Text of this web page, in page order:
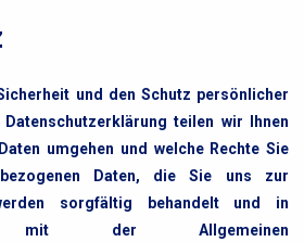
und den Schutz persönlicher
teilen wir Ihnen
umgehen und welche Rechte Sie
Daten, die Sie uns zur
sorgfältig behandelt und in
mit der Allgemeinen